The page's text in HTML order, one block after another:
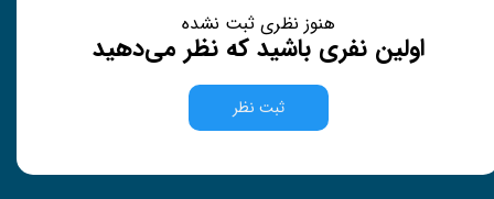
هنوز نظری ثبت نشده
اولین نفری باشید که نظر می‌دهید
ثبت نظر